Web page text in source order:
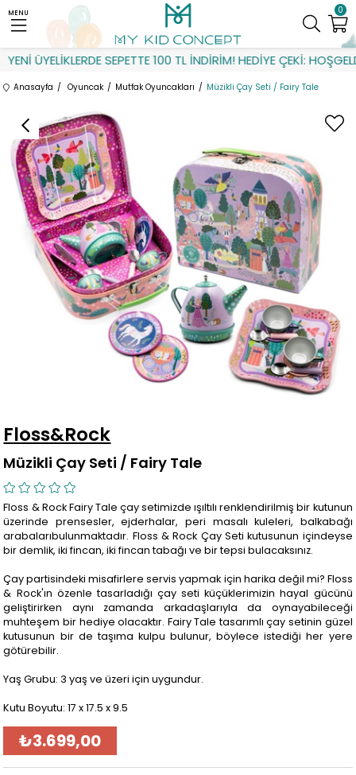
ÜYELİKLERDE SEPETTE 100 TL İNDİRİM! HEDİYE ÇEKİ:
0
MENU
Anasayfa Oyuncak Mutfak Oyuncakları Müzikli Çay Seti / Fairy Tale
Floss&Rock
Müzikli Çay Seti / Fairy Tale
Floss & Rock Fairy Tale çay setimizde ışıltılı renklendirilmiş bir kutunun
üzerinde prensesler, ejderhalar, peri masalı kuleleri, balkabağı
arabalarıbulunmaktadır. Floss & Rock Çay Seti kutusunun içindeyse
bir demlik, iki fincan, iki fincan tabağı ve bir tepsi bulacaksınız.
Çay partisindeki misafirlere servis yapmak için harika değil mi? Floss
& Rock'ın özenle tasarladığı çay seti küçüklerimizin hayal gücünü
geliştirirken aynı zamanda arkadaşlarıyla da oynayabileceği
muhteşem bir hediye olacaktır. Fairy Tale tasarımlı çay setinin güzel
kutusunun bir de taşıma kulpu bulunur, böylece istediği her yere
götürebilir.
Yaş Grubu: 3 yaş ve üzeri için uygundur.
Kutu Boyutu: 17 x 17.5 x 9.5
₺3.699,00